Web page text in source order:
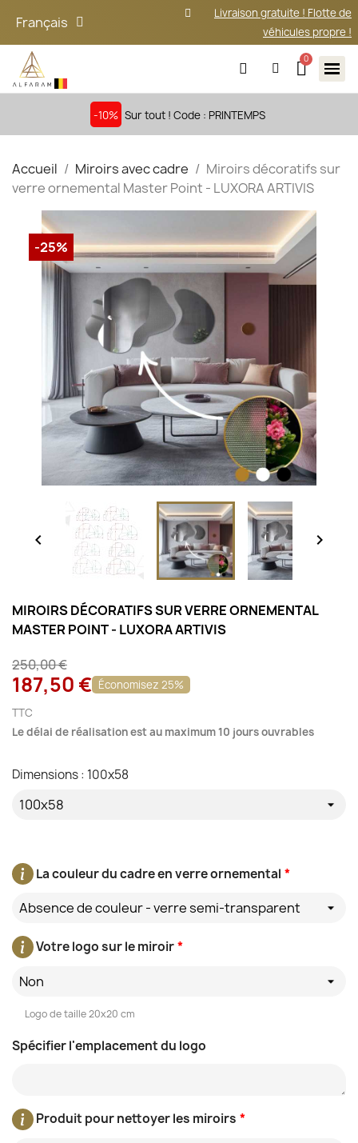
Français
Livraison gratuite ! Flotte de
véhicules propre !
-10% Sur tout ! Code : PRINTEMPS
Accueil Miroirs avec cadre
Miroirs décoratifs sur
verre ornemental Master Point - LUXORA ARTIVIS
-25%
 
MIROIRS DÉCORATIFS SUR VERRE ORNEMENTAL
MASTER POINT - LUXORA ARTIVIS
250,00 €
187,50 € Économisez 25%
TTC
Le délai de réalisation est au maximum 10 jours ouvrables
*
La couleur du cadre en verre ornemental
Absence de couleur - verre semi-transparent
*
Votre logo sur le miroir
Non
Logo de taille 20x20 cm
Spécifier l'emplacement du logo
*
Produit pour nettoyer les miroirs
Dimensions : 100x58